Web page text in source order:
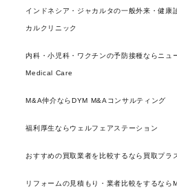
インドネシア・ジャカルタの一般外来・健康
カルクリニック
内科・小児科・ワクチンの予防接種ならニ
Medical Care
M&A仲介ならDYM M&Aコンサルティング
福利厚生ならウェルフェアステーション
おすすめの買取業者を比較するなら買取プラ
リフォームの見積もり・業者比較をするなら